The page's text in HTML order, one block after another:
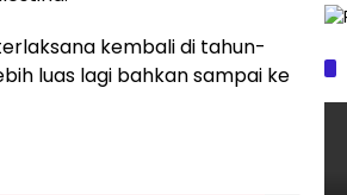
kembali di tahun-
luas lagi bahkan sampai ke